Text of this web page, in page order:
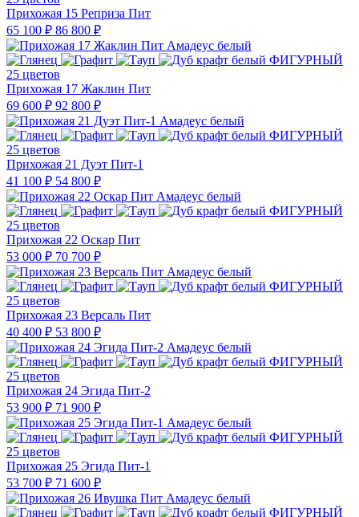
Прихожая 15 Реприза Пит
65 100 ₽ 86 800 ₽
25 цветов
Прихожая 17 Жаклин Пит
69 600 ₽ 92 800 ₽
25 цветов
Прихожая 21 Дуэт Пит-1
41 100 ₽ 54 800 ₽
25 цветов
Прихожая 22 Оскар Пит
53 000 ₽ 70 700 ₽
25 цветов
Прихожая 23 Версаль Пит
40 400 ₽ 53 800 ₽
25 цветов
Прихожая 24 Эгида Пит-2
53 900 ₽ 71 900 ₽
25 цветов
Прихожая 25 Эгида Пит-1
53 700 ₽ 71 600 ₽